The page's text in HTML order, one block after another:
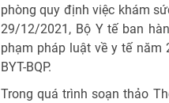
phòng quy định việc khám
29/12/2021, Bộ Y tế ban
phạm pháp luật về y tế năm
BYT-BQP.
Trong quá trình soạn thảo